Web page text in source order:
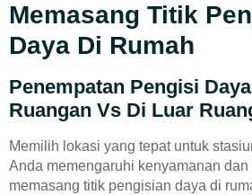
Memasang Titik
Daya Di Rumah
Penempatan Pengisi
Ruangan Vs Di Luar
Memilih lokasi yang tepat untuk
Anda memengaruhi kenyamanan
memasang titik pengisian daya di